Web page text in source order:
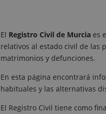
El Registro Civil de Murcia es
relativos al estado civil de las
matrimonios y defunciones.
En esta página encontrará
habituales y las alternativas
El Registro Civil tiene como